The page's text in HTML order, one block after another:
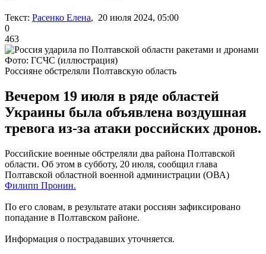
Текст: Расенко Елена, 20 июля 2024, 05:00
0
463
Фото: ГСЧС (иллюстрация)
Россияне обстреляли Полтавскую область
Вечером 19 июля в ряде областей
Украины была объявлена ​​воздушная
тревога из-за атаки российских дронов.
Российские военные обстреляли два района Полтавской
области. Об этом в субботу, 20 июля, сообщил глава
Полтавской областной военной администрации (ОВА)
Филипп Пронин.
По его словам, в результате атаки россиян зафиксировано
попадание в Полтавском районе.
Информация о пострадавших уточняется.